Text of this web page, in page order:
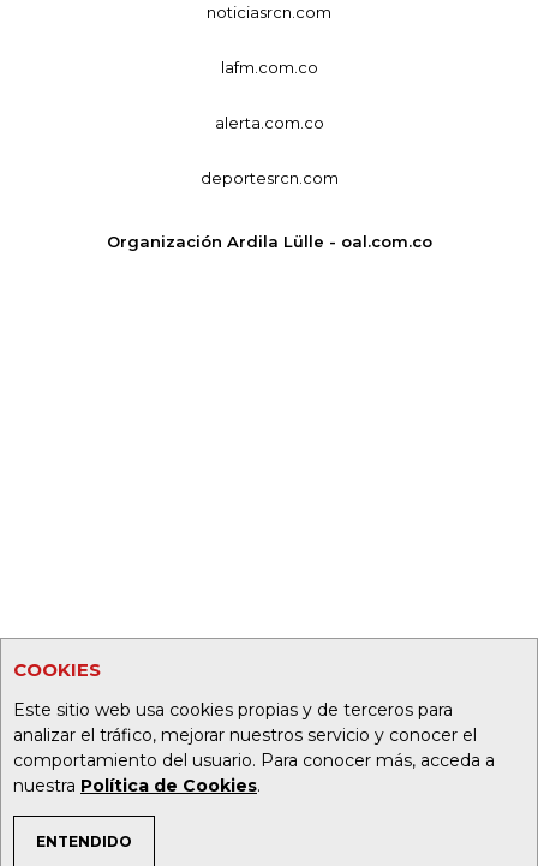
COOKIES
Este sitio web usa cookies propias y de terceros para
analizar el tráfico, mejorar nuestros servicio y conocer el
comportamiento del usuario. Para conocer más, acceda a
nuestra Política de Cookies.
ENTENDIDO
noticiasrcn.com
lafm.com.co
alerta.com.co
deportesrcn.com
Organización Ardila Lülle - oal.com.co